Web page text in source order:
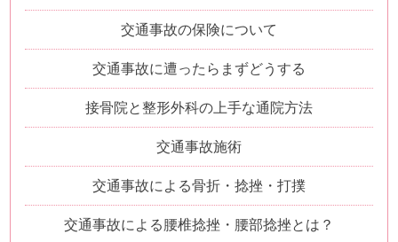
交通事故の保険について
交通事故に遭ったらまずどうする
接骨院と整形外科の上手な通院方法
交通事故施術
交通事故による骨折・捻挫・打撲
交通事故による腰椎捻挫・腰部捻挫とは？